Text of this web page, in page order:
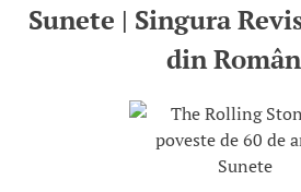
Sunete | Singura
din